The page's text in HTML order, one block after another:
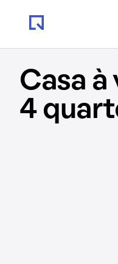
Casa à
4